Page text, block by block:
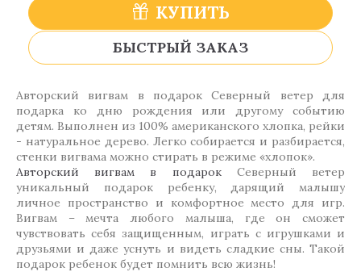
КУПИТЬ
БЫСТРЫЙ ЗАКАЗ
Авторский вигвам в подарок Северный ветер для
подарка ко дню рождения или другому событию
детям. Выполнен из 100% американского хлопка, рейки
- натуральное дерево. Легко собирается и разбирается,
стенки вигвама можно стирать в режиме «хлопок».
Авторский вигвам в подарокСеверный ветер
уникальный подарок ребенку, дарящий малышу
личное пространство и комфортное место для игр.
Вигвам – мечта любого малыша, где он сможет
чувствовать себя защищенным, играть с игрушками и
друзьями и даже уснуть и видеть сладкие сны. Такой
подарок ребенок будет помнить всю жизнь!